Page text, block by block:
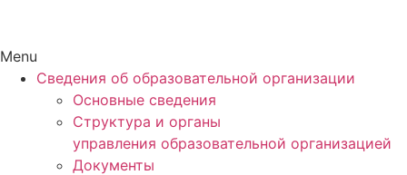
Menu
Сведения об образовательной организации
Основные сведения
Структура и органы
управления образовательной организацией
Документы